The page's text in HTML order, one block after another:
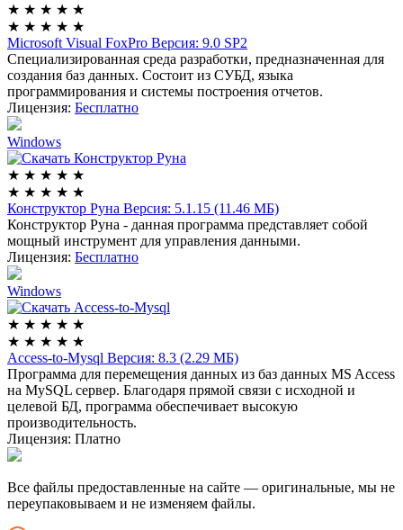
★ ★ ★ ★ ★
★ ★ ★ ★ ★
Microsoft Visual FoxPro Версия: 9.0 SP2
Специализированная среда разработки, предназначенная для
создания баз данных. Состоит из СУБД, языка
программирования и системы построения отчетов.
Лицензия: Бесплатно
Windows
★ ★ ★ ★ ★
★ ★ ★ ★ ★
Конструктор Руна Версия: 5.1.15 (11.46 МБ)
Конструктор Руна - данная программа представляет собой
мощный инструмент для управления данными.
Лицензия: Бесплатно
Windows
★ ★ ★ ★ ★
★ ★ ★ ★ ★
Access-to-Mysql Версия: 8.3 (2.29 МБ)
Программа для перемещения данных из баз данных MS Access
на MySQL сервер. Благодаря прямой связи с исходной и
целевой БД, программа обеспечивает высокую
производительность.
Лицензия: Платно
Все файлы предоставленные на сайте — оригинальные, мы не
переупаковываем и не изменяем файлы.